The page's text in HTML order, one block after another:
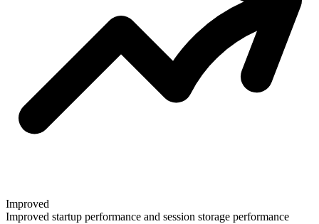
Improved
Improved startup performance and session storage performance